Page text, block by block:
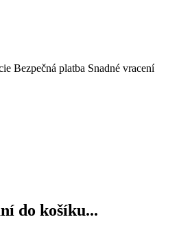
Bezpečná platba Snadné vracení
do košíku...